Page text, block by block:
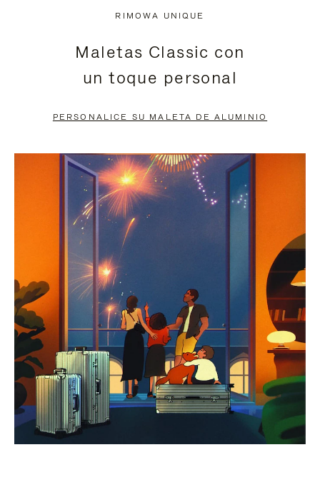
PAUSADO,
PULSE
PARA
ESTÁ
DESACTIVADO:
PULSE
ACTIVARLO.
RIMOWA UNIQUE
Maletas Classic con
un toque personal
PERSONALICE SU MALETA DE ALUMINIO